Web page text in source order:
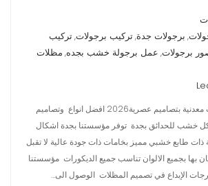
, برجولات جدة,تركيب برجولات,تركيب
برجولات, عمل برجولة خشب بجده, مظلات
تركيب برجولات |برجولات معدنية بتصاميم عصرية2026 افضل انواع وتصاميم
خشب للحدائق بجدة توفر مؤسستنا بجدة اشكال
طابع خشبي مميز بخامات ذات جودة عالية لا تقبل
بها بجميع الالوان تناسب جميع الديكورات مؤسستنا
الإبداع في تصميم المظلات الوصول الى…